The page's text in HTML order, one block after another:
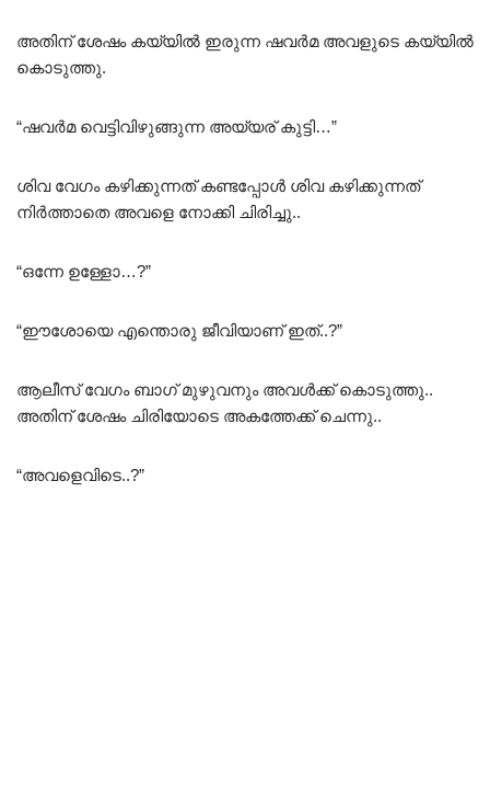
അതിന് ശേഷം കയ്യിൽ ഇരുന്ന ഷവർമ അവളുടെ കയ്യിൽ
കൊടുത്തു.
“ഷവർമ വെട്ടിവിഴുങ്ങുന്ന അയ്യര് കുട്ടി…”
ശിവ വേഗം കഴിക്കുന്നത് കണ്ടപ്പോൾ ശിവ കഴിക്കുന്നത്
നിർത്താതെ അവളെ നോക്കി ചിരിച്ചു..
“ഒന്നേ ഉള്ളോ…?”
“ഈശോയെ എന്തൊരു ജീവിയാണ് ഇത്..?”
ആലീസ് വേഗം ബാഗ് മുഴുവനും അവൾക്ക് കൊടുത്തു..
അതിന് ശേഷം ചിരിയോടെ അകത്തേക്ക് ചെന്നു..
“അവളെവിടെ..?”